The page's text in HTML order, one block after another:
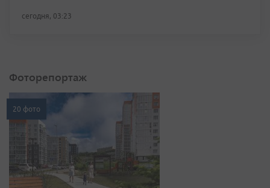
сегодня, 03:23
Фоторепортаж
20 фото